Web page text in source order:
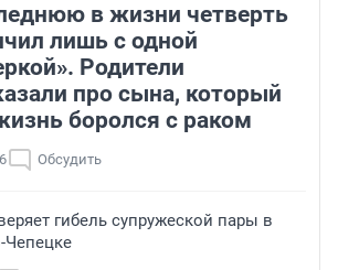
в жизни четверть
лишь с одной
Родители
про сына, который
боролся с раком
Обсудить
гибель супружеской пары в
Чепецке